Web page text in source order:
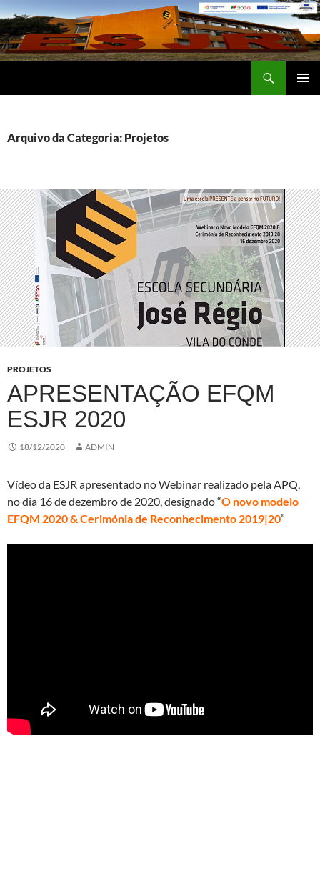
Saltar
para
o
conteúdo
Arquivo da Categoria: Projetos
PROJETOS
APRESENTAÇÃO EFQM
ESJR 2020
18/12/2020 ADMIN
Vídeo da ESJR apresentado no Webinar realizado pela APQ,
no dia 16 de dezembro de 2020, designado “O novo modelo
EFQM 2020 & Cerimónia de Reconhecimento 2019|20”